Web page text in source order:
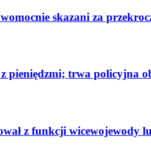
skazani za
pieniędzmi; trwa policyjna
z funkcji wicewojewody